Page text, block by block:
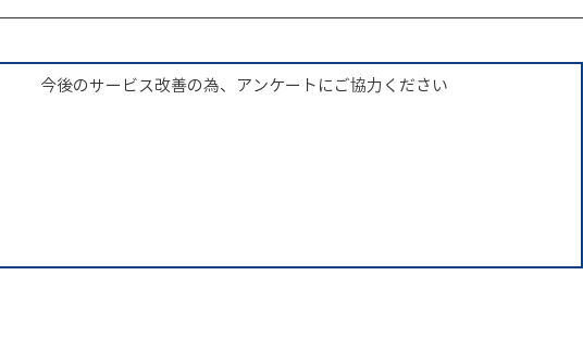
今後のサービス改善の為、アンケートにご協力ください